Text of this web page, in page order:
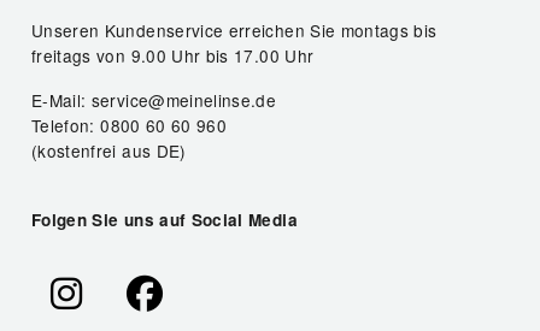
Unseren Kundenservice erreichen Sie montags bis
freitags von 9.00 Uhr bis 17.00 Uhr
E-Mail: service@meinelinse.de
Telefon: 0800 60 60 960
(kostenfrei aus DE)
Folgen Sie uns auf Social Media